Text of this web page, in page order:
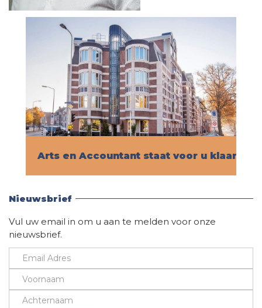
Arts en Accountant staat voor u klaar!
Nieuwsbrief
Vul uw email in om u aan te melden voor onze
nieuwsbrief.